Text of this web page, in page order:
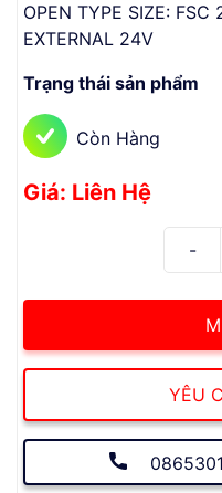
OPEN TYPE SIZE:
EXTERNAL 24V
Trạng thái sản phẩm
Còn Hàng
Giá: Liên Hệ
YÊU